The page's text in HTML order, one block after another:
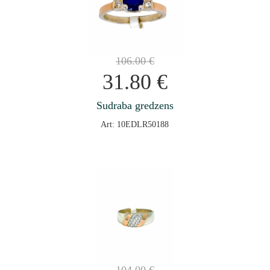
106.00€
31.80 €
Sudraba gredzens
Art: 10EDLR50188